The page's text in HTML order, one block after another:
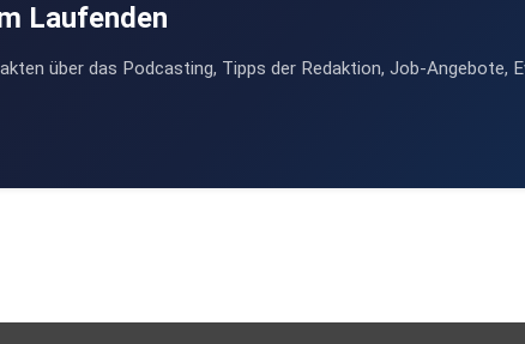
Laufenden
über das Podcasting, Tipps der Redaktion, Job-Angebote,